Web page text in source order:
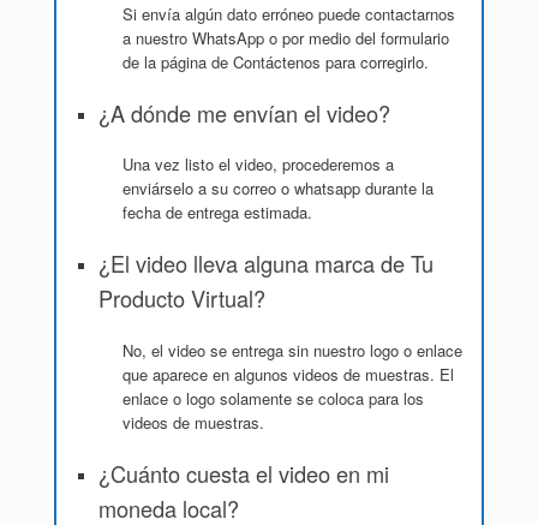
Si envía algún dato erróneo puede contactarnos
a nuestro WhatsApp o por medio del formulario
de la página de Contáctenos para corregirlo.
¿A dónde me envían el video?
Una vez listo el video, procederemos a
enviárselo a su correo o whatsapp durante la
fecha de entrega estimada.
¿El video lleva alguna marca de Tu
Producto Virtual?
No, el video se entrega sin nuestro logo o enlace
que aparece en algunos videos de muestras. El
enlace o logo solamente se coloca para los
videos de muestras.
¿Cuánto cuesta el video en mi
moneda local?